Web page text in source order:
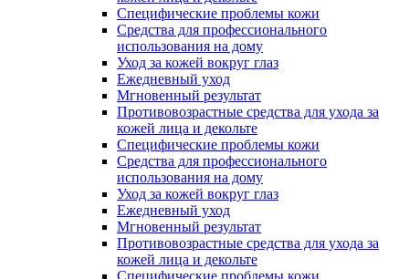
Специфические проблемы кожи
Средства для профессионального
использования на дому
Уход за кожей вокруг глаз
Ежедневный уход
Мгновенный результат
Противовозрастные средства для ухода за
кожей лица и декольте
Специфические проблемы кожи
Средства для профессионального
использования на дому
Уход за кожей вокруг глаз
Ежедневный уход
Мгновенный результат
Противовозрастные средства для ухода за
кожей лица и декольте
Специфические проблемы кожи